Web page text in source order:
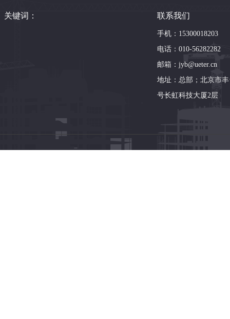
关键词： 联系我们
手机：15300018203
电话：010-56282282
邮箱：jyb@ueter.cn
地址：总部；北京市
号长虹科技大厦2层